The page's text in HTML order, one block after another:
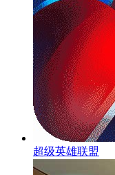
超级英雄联盟